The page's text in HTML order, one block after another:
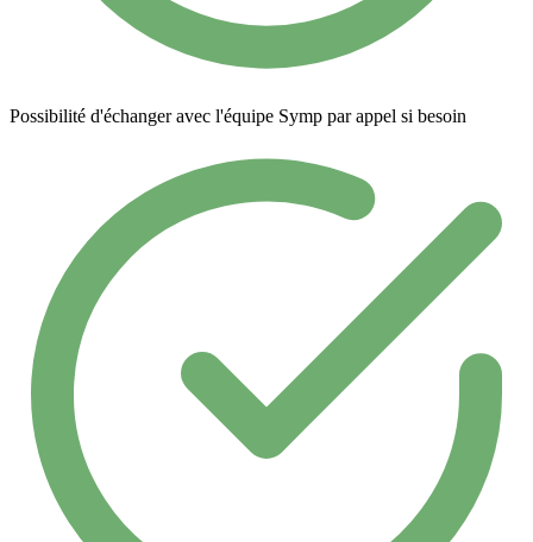
Possibilité d'échanger avec l'équipe Symp par appel si besoin